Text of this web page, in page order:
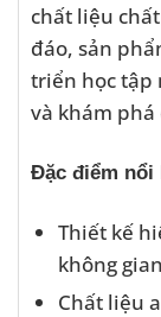
chất liệu
đáo, sản
triển học tập
và khám phá
Đặc điểm nổi
Thiết kế
không
Chất liệu